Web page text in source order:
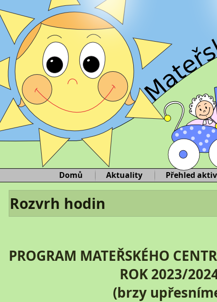
Domů Aktuality Přehled
Rozvrh hodin
PROGRAM MATEŘSKÉHO
ROK 2023/
(brzy